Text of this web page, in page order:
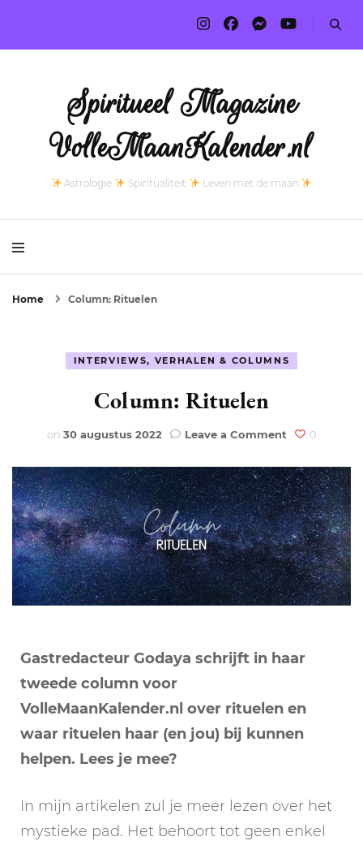
Spiritueel Magazine
VolleMaanKalender.nl
Astrologie Spiritualiteit Leven met de maan
Home Column: Rituelen
INTERVIEWS, VERHALEN & COLUMNS
Column: Rituelen
on 30 augustus 2022 Leave a Commenton
Rituelen
0
Gastredacteur Godaya schrijft in haar
tweede column voor
VolleMaanKalender.nl over rituelen en
waar rituelen haar (en jou) bij kunnen
helpen. Lees je mee?
In mijn artikelen zul je meer lezen over het
mystieke pad. Het behoort tot geen enkel